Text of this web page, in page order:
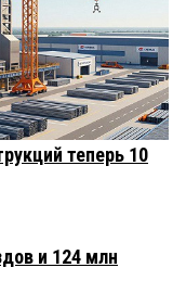
теперь 10
и 124 млн